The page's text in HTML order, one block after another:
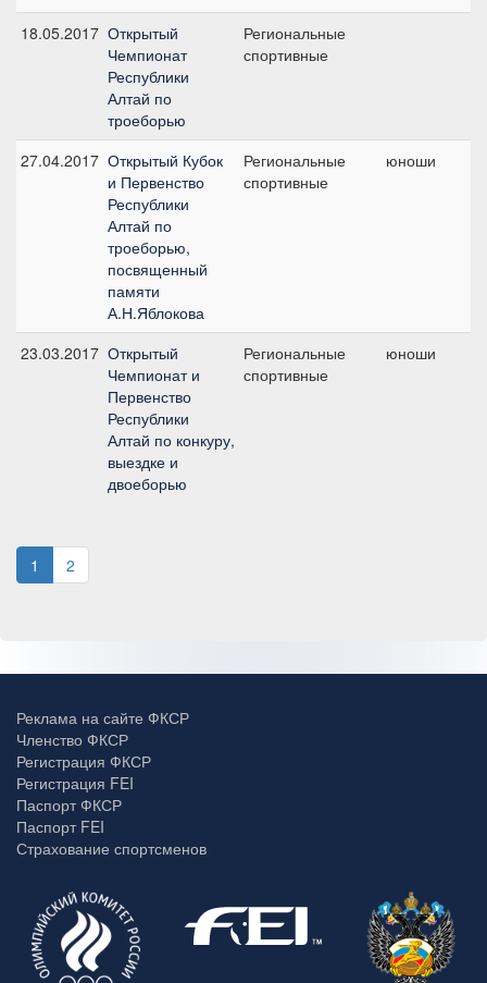
18.05.2017 Открытый
Чемпионат
Республики
Алтай по
троеборью
Региональные
спортивные
27.04.2017 Открытый Кубок
и Первенство
Республики
Алтай по
троеборью,
посвященный
памяти
А.Н.Яблокова
Региональные
спортивные
юноши
23.03.2017 Открытый
Чемпионат и
Первенство
Республики
Алтай по конкуру,
выездке и
двоеборью
Региональные
спортивные
юноши
1 2
Реклама на сайте ФКСР
Членство ФКСР
Регистрация ФКСР
Регистрация FEI
Паспорт ФКСР
Паспорт FEI
Страхование спортсменов